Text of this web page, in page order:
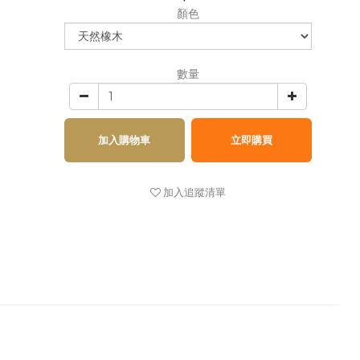
顏色
數量
加入購物車 立即購買
加入追蹤清單